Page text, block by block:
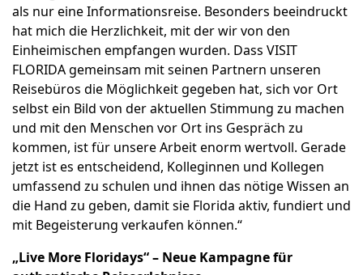
als nur eine Informationsreise. Besonders beeindruckt
hat mich die Herzlichkeit, mit der wir von den
Einheimischen empfangen wurden. Dass VISIT
FLORIDA gemeinsam mit seinen Partnern unseren
Reisebüros die Möglichkeit gegeben hat, sich vor Ort
selbst ein Bild von der aktuellen Stimmung zu machen
und mit den Menschen vor Ort ins Gespräch zu
kommen, ist für unsere Arbeit enorm wertvoll. Gerade
jetzt ist es entscheidend, Kolleginnen und Kollegen
umfassend zu schulen und ihnen das nötige Wissen an
die Hand zu geben, damit sie Florida aktiv, fundiert und
mit Begeisterung verkaufen können.“
„Live More Floridays“ – Neue Kampagne für